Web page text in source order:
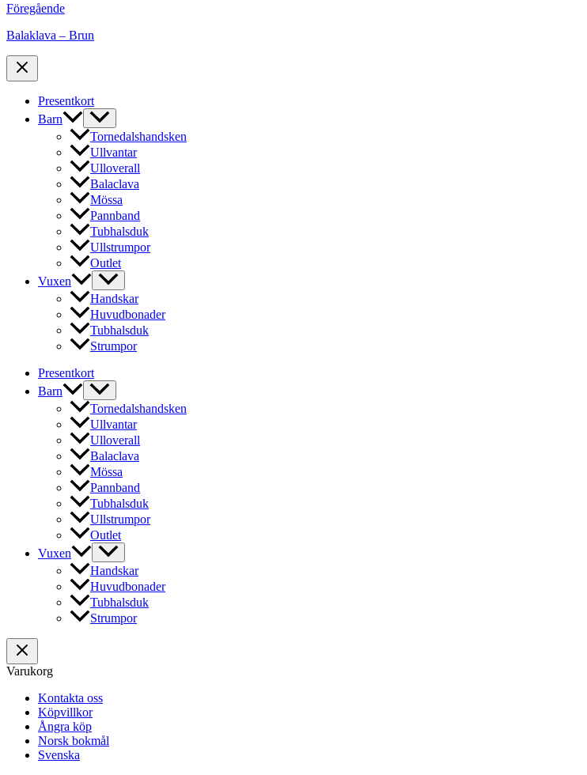
Föregående
Balaklava – Brun
Presentkort
Barn
Tornedalshandsken
Ullvantar
Ulloverall
Balaclava
Mössa
Pannband
Tubhalsduk
Ullstrumpor
Outlet
Vuxen
Handskar
Huvudbonader
Tubhalsduk
Strumpor
Presentkort
Barn
Tornedalshandsken
Ullvantar
Ulloverall
Balaclava
Mössa
Pannband
Tubhalsduk
Ullstrumpor
Outlet
Vuxen
Handskar
Huvudbonader
Tubhalsduk
Strumpor
Varukorg
Kontakta oss
Köpvillkor
Ångra köp
Norsk bokmål
Svenska